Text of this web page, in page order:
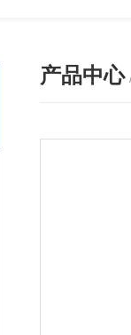
产品中心